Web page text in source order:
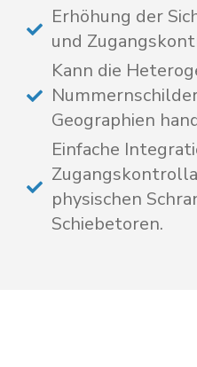
Erhöhung der
und
Kann die
Geographien
Einfache
physischen
Schiebetoren.